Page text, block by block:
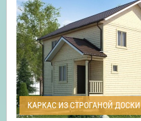
КАРКАС ИЗ СТРОГАНОЙ ДОСКИ